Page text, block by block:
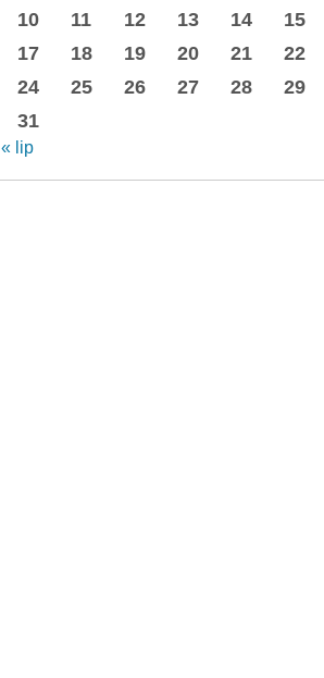
10
11 12 13 14 15
17
18 19 20 21 22
24
25 26 27 28 29
31
« lip